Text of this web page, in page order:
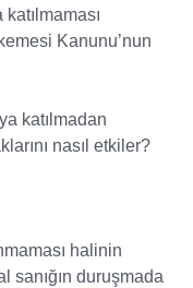
Kanunu’nun
katılmadan
nasıl etkiler?
halinin
sanığın duruşmada